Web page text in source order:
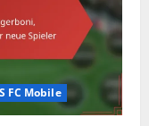
FC Mobile